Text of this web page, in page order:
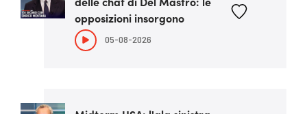
opposizioni insorgono
05-08-2026